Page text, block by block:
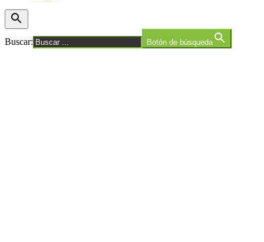
Buscar: Botón de búsqueda